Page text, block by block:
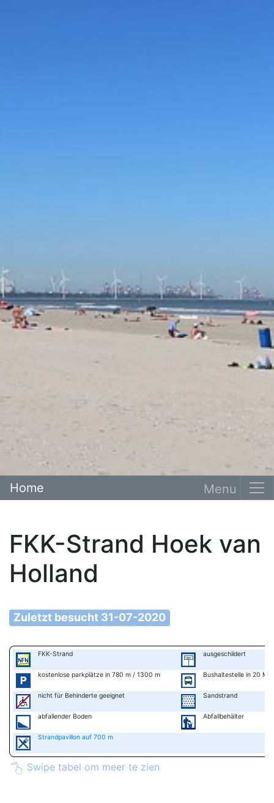
Home
FKK-Strand Hoek van
Holland
Zuletzt besucht 31-07-2020
FKK-Strand ausgeschildert
kostenlose parkplätze in 780 m / 1300 m Bushaltestelle in 20
nicht für Behinderte geeignet Sandstrand
abfallender Boden Abfallbehälter
Strandpavillon auf 700 m
Swipe tabel om meer te zien